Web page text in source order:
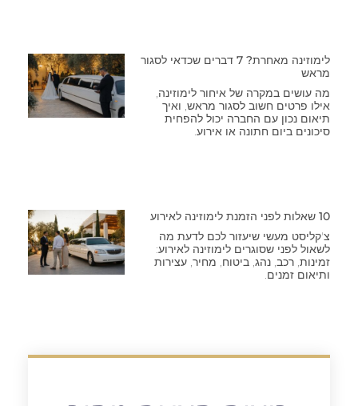
לימוזינה מאחרת? 7 דברים שכדאי לסגור
מראש
מה עושים במקרה של איחור לימוזינה,
אילו פרטים חשוב לסגור מראש, ואיך
תיאום נכון עם החברה יכול להפחית
סיכונים ביום חתונה או אירוע.
10 שאלות לפני הזמנת לימוזינה לאירוע
צ'קליסט מעשי שיעזור לכם לדעת מה
לשאול לפני שסוגרים לימוזינה לאירוע:
זמינות, רכב, נהג, ביטוח, מחיר, עצירות
ותיאום זמנים.